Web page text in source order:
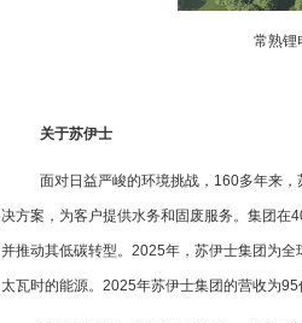
常熟锂
关于苏伊士
面对日益严峻的环境挑战，160多年来
决方案，为客户提供水务和固废服务。集团在
并推动其低碳转型。2025年，苏伊士集团为
太瓦时的能源。2025年苏伊士集团的营收为